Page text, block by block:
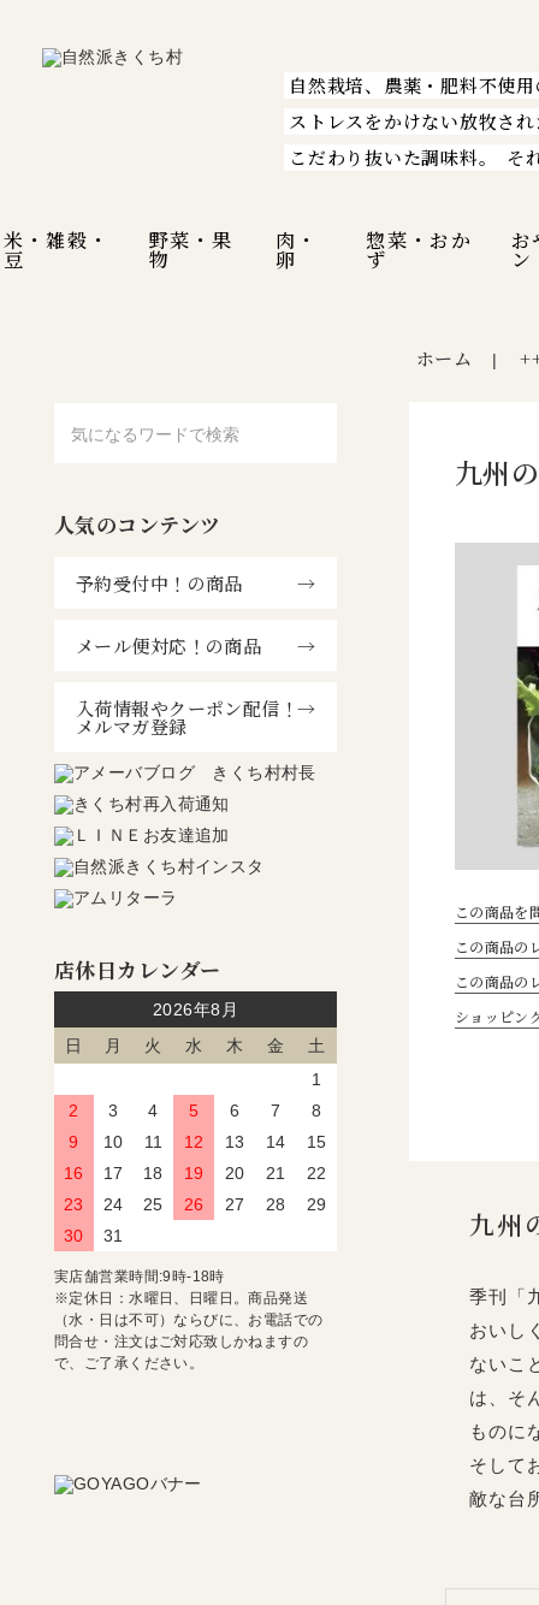
自然栽培、農薬・肥料不使
ストレスをかけない放牧さ
こだわり抜いた調味料。
そ
米・雑穀・
豆
野菜・果
物
肉・
卵
惣菜・おか
ず
お
ン
ホーム |
九州
この商品を
この商品の
この商品の
ショッピン
九州
季刊「
おいし
ないこ
は、そ
ものに
そして
敵な台
人気のコンテンツ
予約受付中！の商品
メール便対応！の商品
入荷情報やクーポン配信！
メルマガ登録
店休日カレンダー
2026年8月
日
月 火 水 木 金
土
1
2
3 4 5 6 7
8
9
10 11 12 13 14
15
16
17 18 19 20 21
22
23
24 25 26 27 28
29
30
31
実店舗営業時間:9時-18時
※定休日：水曜日、日曜日。商品発送
（水・日は不可）ならびに、お電話での
問合せ・注文はご対応致しかねますの
で、ご了承ください。